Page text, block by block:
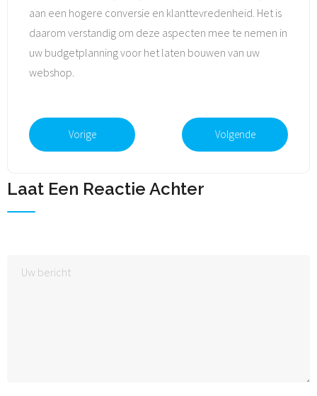
aan een hogere conversie en klanttevredenheid. Het is
daarom verstandig om deze aspecten mee te nemen in
uw budgetplanning voor het laten bouwen van uw
webshop.
Vorige Volgende
Laat Een Reactie Achter